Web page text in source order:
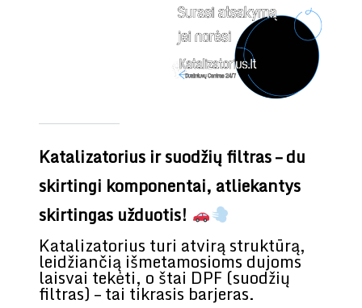
Katalizatorius ir suodžių filtras – du
skirtingi komponentai, atliekantys
skirtingas užduotis!
Katalizatorius turi atvirą struktūrą,
leidžiančią išmetamosioms dujoms
laisvai tekėti, o štai DPF (suodžių
filtras) – tai tikrasis barjeras.